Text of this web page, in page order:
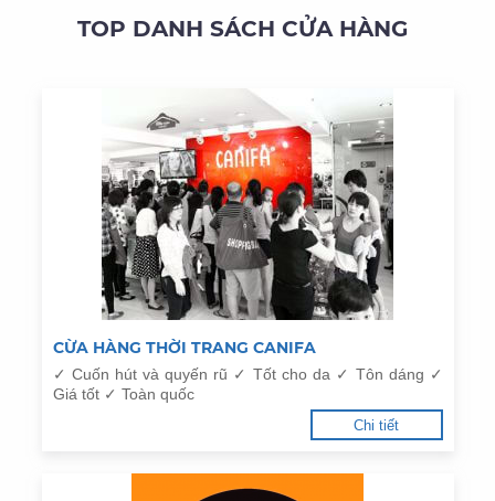
TOP DANH SÁCH CỬA HÀNG
CỪA HÀNG THỜI TRANG CANIFA
✓ Cuốn hút và quyến rũ ✓ Tốt cho da ✓ Tôn dáng ✓
Giá tốt ✓ Toàn quốc
Chi tiết